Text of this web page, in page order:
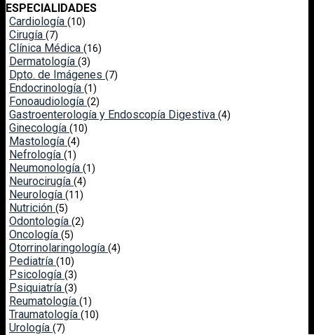
ESPECIALIDADES
Cardiología (10)
Cirugía (7)
Clínica Médica (16)
Dermatología (3)
Dpto. de Imágenes (7)
Endocrinología (1)
Fonoaudiología (2)
Gastroenterología y Endoscopía Digestiva (4)
Ginecología (10)
Mastología (4)
Nefrología (1)
Neumonología (1)
Neurocirugía (4)
Neurología (11)
Nutrición (5)
Odontología (2)
Oncología (5)
Otorrinolaringología (4)
Pediatría (10)
Psicología (3)
Psiquiatría (3)
Reumatología (1)
Traumatología (10)
Urología (7)